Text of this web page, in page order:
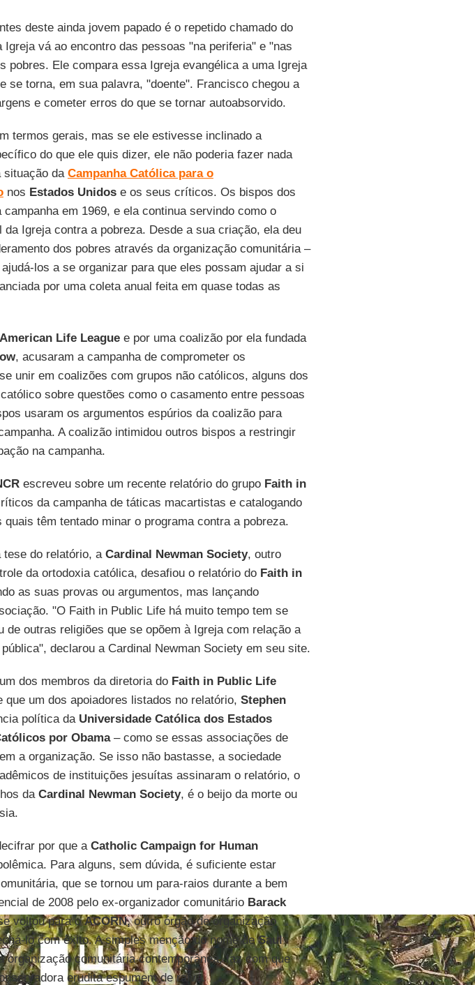
deste ainda jovem papado é o repetido chamado do
vá ao encontro das pessoas "na periferia" e "nas
pobres. Ele compara essa Igreja evangélica a uma Igreja
se torna, em sua palavra, "doente". Francisco chegou a
e cometer erros do que se tornar autoabsorvido.
termos gerais, mas se ele estivesse inclinado a
do que ele quis dizer, ele não poderia fazer nada
situação da Campanha Católica para o
nos Estados Unidose os seus críticos. Os bispos dos
em 1969, e ela continua servindo como o
da Igreja contra a pobreza. Desde a sua criação, ela deu
dos pobres através da organização comunitária –
los a se organizar para que eles possam ajudar a si
por uma coleta anual feita em quase todas as
American Life Leaguee por uma coalizão por ela fundada
, acusaram a campanha de comprometer os
unir em coalizões com grupos não católicos, alguns dos
sobre questões como o casamento entre pessoas
usaram os argumentos espúrios da coalizão para
A coalizão intimidou outros bispos a restringir
na campanha.
escreveu sobre um recente relatório do grupo Faith in
da campanha de táticas macartistas e catalogando
têm tentado minar o programa contra a pobreza.
tese do relatório, a Cardinal Newman Society, outro
da ortodoxia católica, desafiou o relatório do Faith in
as suas provas ou argumentos, mas lançando
"O Faith in Public Life há muito tempo tem se
de outras religiões que se opõem à Igreja com relação a
declarou a Cardinal Newman Society em seu site.
dos membros da diretoria do Faith in Public Life
que um dos apoiadores listados no relatório, Stephen
política da Universidade Católica dos Estados
por Obama– como se essas associações de
a organização. Se isso não bastasse, a sociedade
de instituições jesuítas assinaram o relatório, o
da Cardinal Newman Society, é o beijo da morte ou
por que a Catholic Campaign for Human
Para alguns, sem dúvida, é suficiente estar
que se tornou um para-raios durante a bem
de 2008 pelo ex-organizador comunitário Barack
voltou para oACORN,outro órgão de organização
lo com êxito. A simples menção do nome deSaul
organização comunitária contemporânea, faz com que
erudita espumem de raiva.